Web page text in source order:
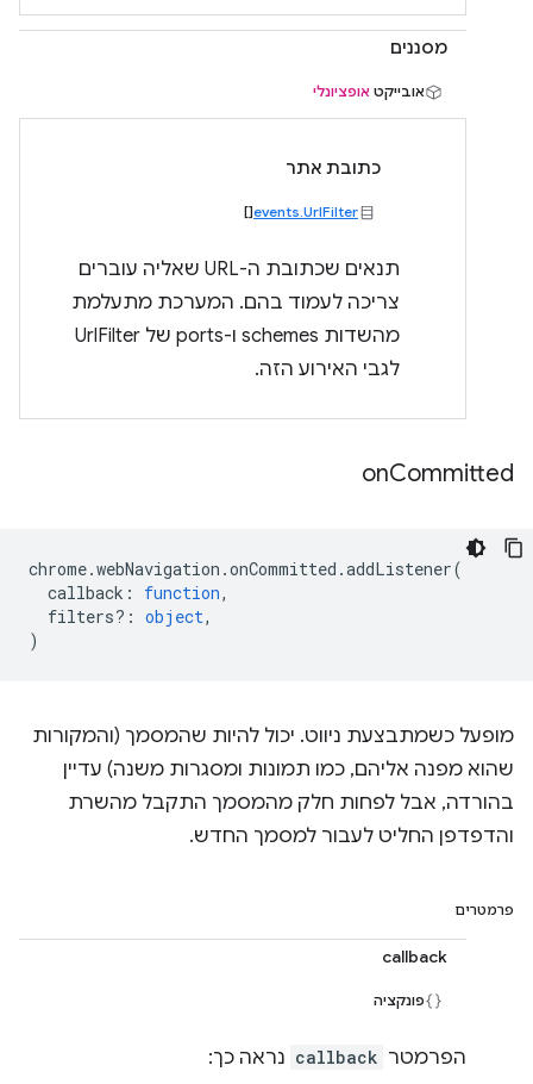
מסננים
אובייקט אופציונלי
כתובת אתר
events.UrlFilter
[]
תנאים שכתובת ה-URL שאליה עוברים
צריכה לעמוד בהם. המערכת מתעלמת
מהשדות schemes ו-ports של UrlFilter
לגבי האירוע הזה.
onCommitted
chrome.webNavigation .onCommitted .addListener(
callback : function,
filters? : object,
)
מופעל כשמתבצעת ניווט. יכול להיות שהמסמך (והמקורות
שהוא מפנה אליהם, כמו תמונות ומסגרות משנה) עדיין
בהורדה, אבל לפחות חלק מהמסמך התקבל מהשרת
והדפדפן החליט לעבור למסמך החדש.
פרמטרים
callback
פונקציה
הפרמטר callback נראה כך: